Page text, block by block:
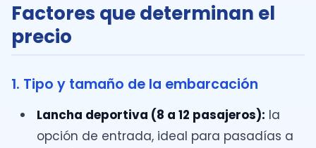
Factores que determinan el
precio
1. Tipo y tamaño de la embarcación
Lancha deportiva (8 a 12 pasajeros): la
opción de entrada, ideal para pasadías a